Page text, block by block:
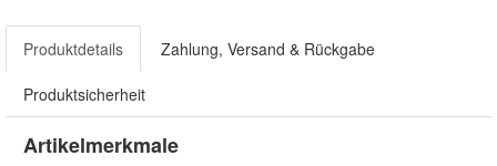
Produktdetails Zahlung, Versand & Rückgabe
Produktsicherheit
Artikelmerkmale